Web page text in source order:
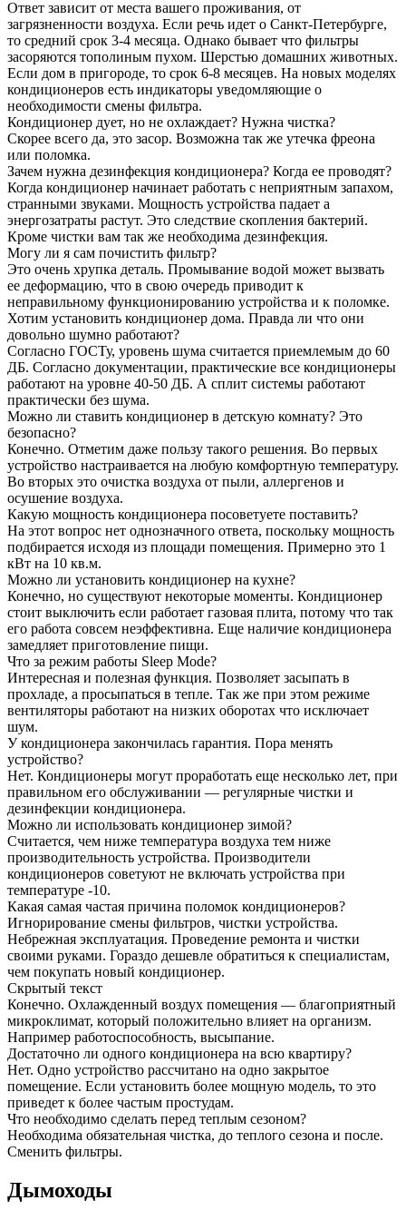
Ответ зависит от места вашего проживания, от
загрязненности воздуха. Если речь идет о Санкт-Петербурге,
то средний срок 3-4 месяца. Однако бывает что фильтры
засоряются тополиным пухом. Шерстью домашних животных.
Если дом в пригороде, то срок 6-8 месяцев. На новых моделях
кондиционеров есть индикаторы уведомляющие о
необходимости смены фильтра.
Кондиционер дует, но не охлаждает? Нужна чистка?
Скорее всего да, это засор. Возможна так же утечка фреона
или поломка.
Зачем нужна дезинфекция кондиционера? Когда ее проводят?
Когда кондиционер начинает работать с неприятным запахом,
странными звуками. Мощность устройства падает а
энергозатраты растут. Это следствие скопления бактерий.
Кроме чистки вам так же необходима дезинфекция.
Могу ли я сам почистить фильтр?
Это очень хрупка деталь. Промывание водой может вызвать
ее деформацию, что в свою очередь приводит к
неправильному функционированию устройства и к поломке.
Хотим установить кондиционер дома. Правда ли что они
довольно шумно работают?
Согласно ГОСТу, уровень шума считается приемлемым до 60
ДБ. Согласно документации, практические все кондиционеры
работают на уровне 40-50 ДБ. А сплит системы работают
практически без шума.
Можно ли ставить кондиционер в детскую комнату? Это
безопасно?
Конечно. Отметим даже пользу такого решения. Во первых
устройство настраивается на любую комфортную температуру.
Во вторых это очистка воздуха от пыли, аллергенов и
осушение воздуха.
Какую мощность кондиционера посоветуете поставить?
На этот вопрос нет однозначного ответа, поскольку мощность
подбирается исходя из площади помещения. Примерно это 1
кВт на 10 кв.м.
Можно ли установить кондиционер на кухне?
Конечно, но существуют некоторые моменты. Кондиционер
стоит выключить если работает газовая плита, потому что так
его работа совсем неэффективна. Еще наличие кондиционера
замедляет приготовление пищи.
Что за режим работы Sleep Mode?
Интересная и полезная функция. Позволяет засыпать в
прохладе, а просыпаться в тепле. Так же при этом режиме
вентиляторы работают на низких оборотах что исключает
шум.
У кондиционера закончилась гарантия. Пора менять
устройство?
Нет. Кондиционеры могут проработать еще несколько лет, при
правильном его обслуживании — регулярные чистки и
дезинфекции кондиционера.
Можно ли использовать кондиционер зимой?
Считается, чем ниже температура воздуха тем ниже
производительность устройства. Производители
кондиционеров советуют не включать устройства при
температуре -10.
Какая самая частая причина поломок кондиционеров?
Игнорирование смены фильтров, чистки устройства.
Небрежная эксплуатация. Проведение ремонта и чистки
своими руками. Гораздо дешевле обратиться к специалистам,
чем покупать новый кондиционер.
Скрытый текст
Конечно. Охлажденный воздух помещения — благоприятный
микроклимат, который положительно влияет на организм.
Например работоспособность, высыпание.
Достаточно ли одного кондиционера на всю квартиру?
Нет. Одно устройство рассчитано на одно закрытое
помещение. Если установить более мощную модель, то это
приведет к более частым простудам.
Что необходимо сделать перед теплым сезоном?
Необходима обязательная чистка, до теплого сезона и после.
Сменить фильтры.
Дымоходы